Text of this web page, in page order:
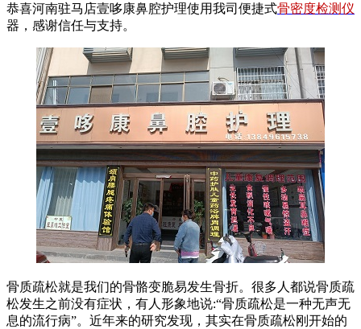
恭喜河南驻马店壹哆康鼻腔护理使用我司便捷式骨密度检测仪
器，感谢信任与支持。
骨质疏松就是我们的骨骼变脆易发生骨折。很多人都说骨质疏
松发生之前没有症状，有人形象地说:“骨质疏松是一种无声无
息的流行病”。近年来的研究发现，其实在骨质疏松刚开始的